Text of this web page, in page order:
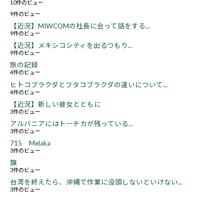
10件のビュー
9件のビュー
【近況】MIWCOMの社長に会って話をする...
9件のビュー
【近況】メキシコシティを出るつもり...
9件のビュー
旅の記録
4件のビュー
ヒトコブラクダとフタコブラクダの違いについて...
4件のビュー
【近況】新しい彼女とともに
3件のビュー
アルバニアにはトーチカが残っている...
3件のビュー
715 Melaka
3件のビュー
旗
3件のビュー
台湾を終えたら、沖縄で作業に没頭しないといけない...
3件のビュー